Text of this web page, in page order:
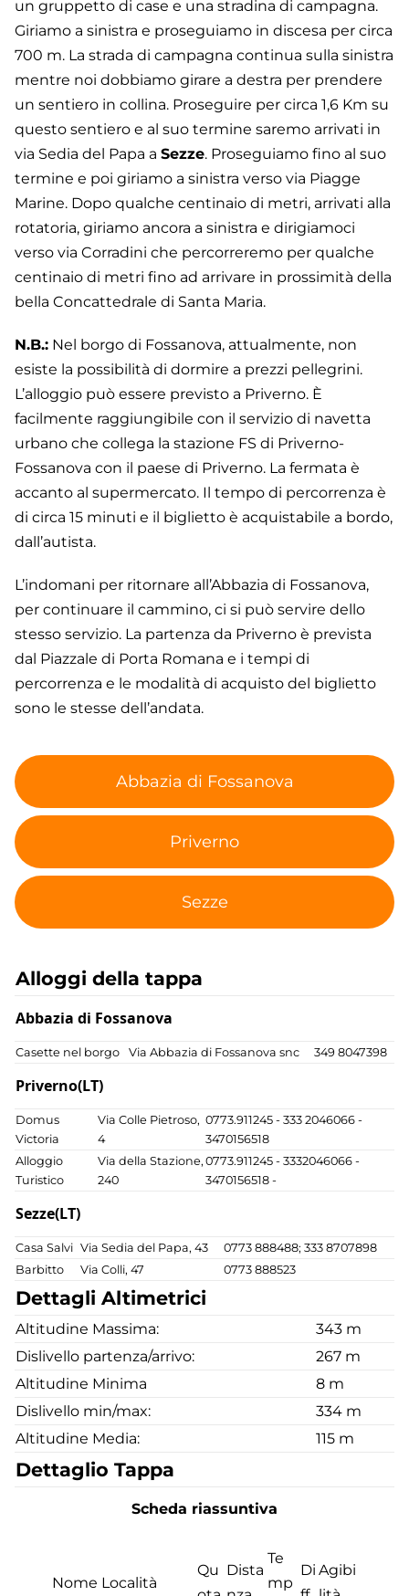
un gruppetto di case e una stradina di campagna.
Giriamo a sinistra e proseguiamo in discesa per circa
700 m. La strada di campagna continua sulla sinistra
mentre noi dobbiamo girare a destra per prendere
un sentiero in collina. Proseguire per circa 1,6 Km su
questo sentiero e al suo termine saremo arrivati in
via Sedia del Papa a Sezze. Proseguiamo fino al suo
termine e poi giriamo a sinistra verso via Piagge
Marine. Dopo qualche centinaio di metri, arrivati alla
rotatoria, giriamo ancora a sinistra e dirigiamoci
verso via Corradini che percorreremo per qualche
centinaio di metri fino ad arrivare in prossimità della
bella Concattedrale di Santa Maria.
N.B.: Nel borgo di Fossanova, attualmente, non
esiste la possibilità di dormire a prezzi pellegrini.
L’alloggio può essere previsto a Priverno. È
facilmente raggiungibile con il servizio di navetta
urbano che collega la stazione FS di Priverno-
Fossanova con il paese di Priverno. La fermata è
accanto al supermercato. Il tempo di percorrenza è
di circa 15 minuti e il biglietto è acquistabile a bordo,
dall’autista.
L’indomani per ritornare all’Abbazia di Fossanova,
per continuare il cammino, ci si può servire dello
stesso servizio. La partenza da Priverno è prevista
dal Piazzale di Porta Romana e i tempi di
percorrenza e le modalità di acquisto del biglietto
sono le stesse dell’andata.
Abbazia di Fossanova
Priverno
Sezze
Alloggi della tappa
Abbazia di Fossanova
Casette nel borgo Via Abbazia di Fossanova snc 349 8047398
Priverno(LT)
Domus
Victoria
Via Colle Pietroso,
4
0773.911245 - 333 2046066 -
3470156518
Alloggio
Turistico
Via della Stazione,
240
0773.911245 - 3332046066 -
3470156518 -
Sezze(LT)
Casa Salvi Via Sedia del Papa, 43
0773 888488; 333 8707898
Barbitto
Via Colli, 47 0773 888523
Dettagli Altimetrici
Altitudine Massima:
343 m
Dislivello partenza/arrivo:
267 m
Altitudine Minima
8 m
Dislivello min/max:
334 m
Altitudine Media:
115 m
Dettaglio Tappa
Scheda riassuntiva
Nome Località
Qu Dista
Te
mp
Di Agibi